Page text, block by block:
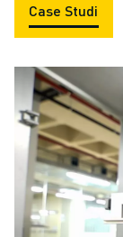
Case Studies